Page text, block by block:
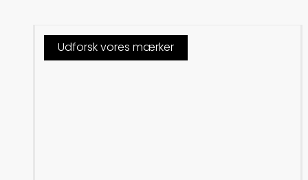
Udforsk vores mærker